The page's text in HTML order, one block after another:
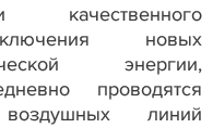
новых
энергии,
проводятся
линий